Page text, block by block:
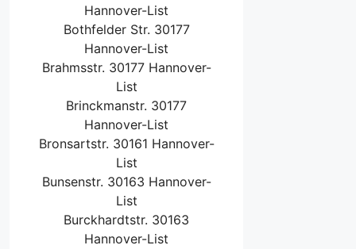
Hannover-List
Bothfelder Str. 30177
Hannover-List
Brahmsstr. 30177 Hannover-
List
Brinckmanstr. 30177
Hannover-List
Bronsartstr. 30161 Hannover-
List
Bunsenstr. 30163 Hannover-
List
Burckhardtstr. 30163
Hannover-List